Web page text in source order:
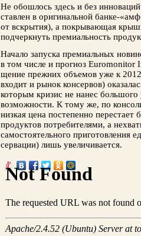
Не обошлось здесь и без
ставлен в оригинальной банке-
от вскрытия), а покрывающая
подчеркнуть премиальность
Начало запуска премиальных
в том числе и прогноз
щение прежних объемов уже к 2012
входит и рынок консервов)
которым кри­зис не нанес
возможности. К тому же, по
низкая цена постепенно
продуктов потребителями, а
самостоятельного
сервации) лишь увеличивается.